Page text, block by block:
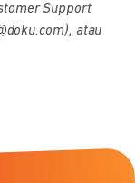
Support
atau